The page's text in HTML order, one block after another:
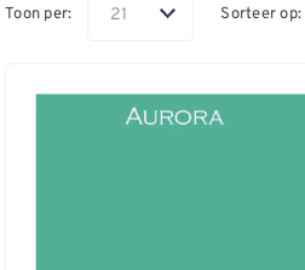
Toon per: Sorteer op: